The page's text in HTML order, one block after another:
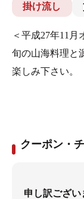
掛け流し
＜平成27年11月
旬の山海料理と
楽しみ下さい。
クーポン・
申し訳ござ